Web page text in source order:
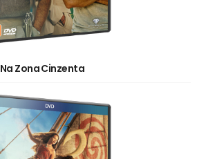
Na Zona Cinzenta